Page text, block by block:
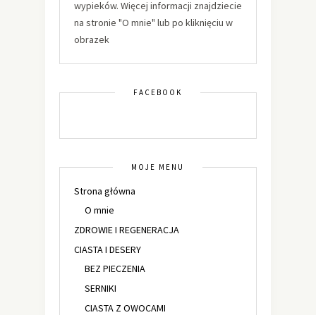
wypieków. Więcej informacji znajdziecie
na stronie "O mnie" lub po kliknięciu w
obrazek
FACEBOOK
MOJE MENU
Strona główna
O mnie
ZDROWIE I REGENERACJA
CIASTA I DESERY
BEZ PIECZENIA
SERNIKI
CIASTA Z OWOCAMI